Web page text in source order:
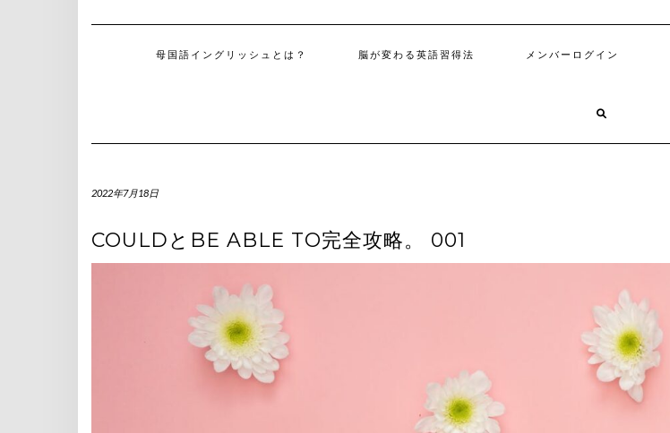
母国語イングリッシュとは？ 脳が変わる英語習得法 メンバーログイン
2022年7月18日
COULDとBE ABLE TO完全攻略。 001